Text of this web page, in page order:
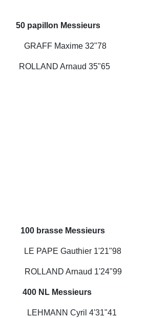
Messieurs
GRAFF Maxime 32"78
Arnaud 35"65
Messieurs
Gauthier 1'21"98
Arnaud 1'24"99
NL
Cyril 4'31"41